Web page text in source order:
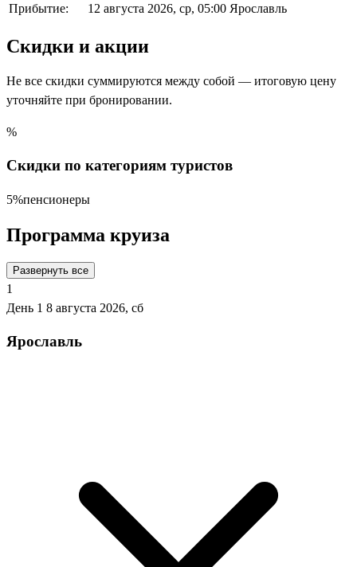
Прибытие:
12 августа 2026, ср, 05:00 Ярославль
Скидки и акции
Не все скидки суммируются между собой — итоговую цену
уточняйте при бронировании.
%
Скидки по категориям туристов
5%пенсионеры
Программа круиза
Развернуть все
1
День 1 8 августа 2026, сб
Ярославль